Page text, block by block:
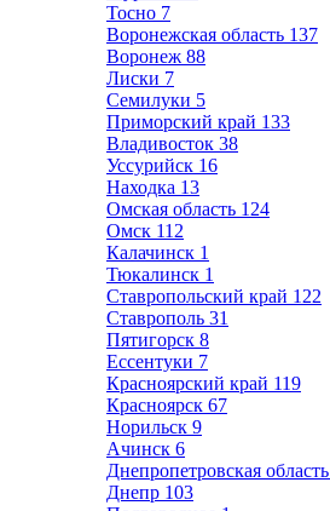
Тосно 7
Воронежская область 137
Воронеж 88
Лиски 7
Семилуки 5
Приморский край 133
Владивосток 38
Уссурийск 16
Находка 13
Омская область 124
Омск 112
Калачинск 1
Тюкалинск 1
Ставропольский край 122
Ставрополь 31
Пятигорск 8
Ессентуки 7
Красноярский край 119
Красноярск 67
Норильск 9
Ачинск 6
Днепропетровская область
Днепр 103